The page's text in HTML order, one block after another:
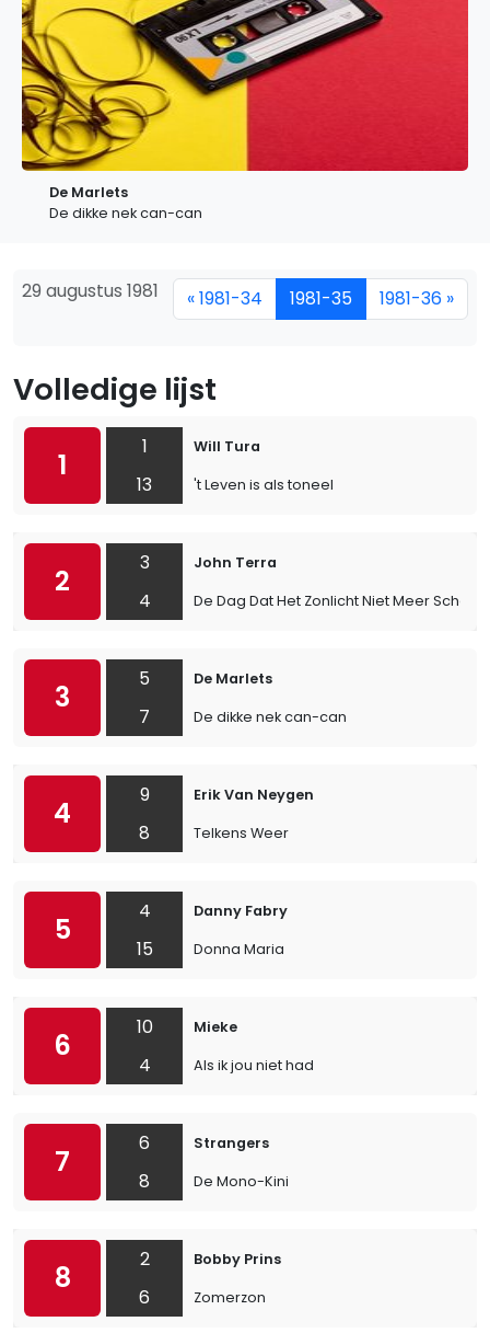
De Marlets
De dikke nek can-can
29 augustus 1981 « 1981-34 1981-35 1981-36 »
Volledige lijst
1
1
13
Will Tura
't Leven is als toneel
2
3
4
John Terra
De Dag Dat Het Zonlicht Niet Meer Scheen
3
5
7
De Marlets
De dikke nek can-can
4
9
8
Erik Van Neygen
Telkens Weer
5
4
15
Danny Fabry
Donna Maria
6
10
4
Mieke
Als ik jou niet had
7
6
8
Strangers
De Mono-Kini
8
2
6
Bobby Prins
Zomerzon